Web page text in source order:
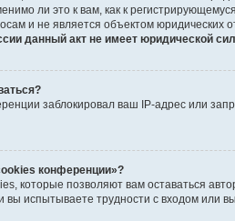
ли это к вам, как к
и не является объектом юридических
данный акт не имеет юридической
заблокировал ваш IP-адрес или
конференции»?
которые позволяют вам оставаться
вы испытываете трудности с входом или